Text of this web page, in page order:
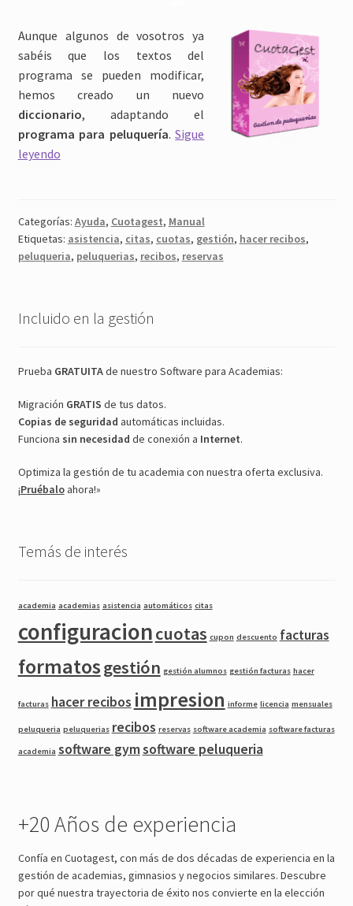
Aunque algunos de vosotros ya
sabéis que los textos del
programa se pueden modificar,
hemos creado un nuevo
diccionario, adaptando el
programa para peluquería.Sigue
leyendoPrograma
Categorías: Ayuda, Cuotagest, Manual
Etiquetas: asistencia, citas, cuotas, gestión, hacer recibos,
peluqueria, peluquerias, recibos, reservas
Incluido en la gestión
Prueba GRATUITAde nuestro Software para Academias:
Migración GRATIS de tus datos.
Copias de seguridad automáticas incluidas.
Funciona sin necesidad de conexión a Internet.
Optimiza la gestión de tu academia con nuestra oferta exclusiva.
¡Pruébaloahora!»
Temás de interés
academia academias asistencia automáticos citas
configuracioncuotas cupon descuento facturas
formatosgestión gestión alumnos gestión facturas hacer
facturas hacer recibos impresion informe licencia mensuales
peluqueria peluquerias recibos reservas software academia software facturas
academia software gymsoftware peluqueria
+20 Años de experiencia
Confía en Cuotagest, con más de dos décadas de experiencia en la
gestión de academias, gimnasios y negocios similares. Descubre
por qué nuestra trayectoria de éxito nos convierte en la elección